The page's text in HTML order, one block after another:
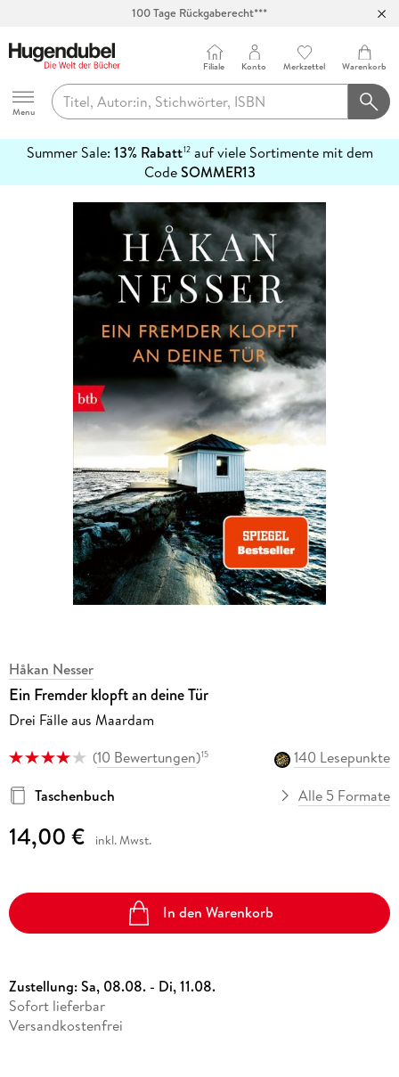
100 Tage Rückgaberecht***
Hugendubel
Menu
Filiale Konto Merkzettel Warenkorb
Summer Sale: 13% Rabatt12auf viele Sortimente mit dem
CodeSOMMER13
erfahren
Håkan Nesser
Ein Fremder klopft an deine Tür
Drei Fälle aus Maardam
(10 Bewertungen)15
140 Lesepunkte
Taschenbuch
Alle 5 Formate
14,00 € inkl. Mwst.
In den Warenkorb
Zustellung:Sa, 08.08. - Di, 11.08.
Sofort lieferbar
Versandkostenfrei